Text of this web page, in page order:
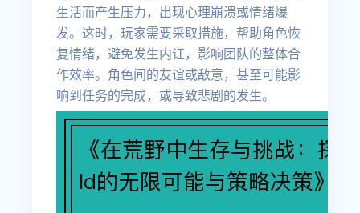
生活而产生压力，出现心理崩溃或情绪爆
发。这时，玩家需要采取措施，帮助角色恢
复情绪，避免发生内讧，影响团队的整体合
作效率。角色间的友谊或敌意，甚至可能影
响到任务的完成，或导致悲剧的发生。